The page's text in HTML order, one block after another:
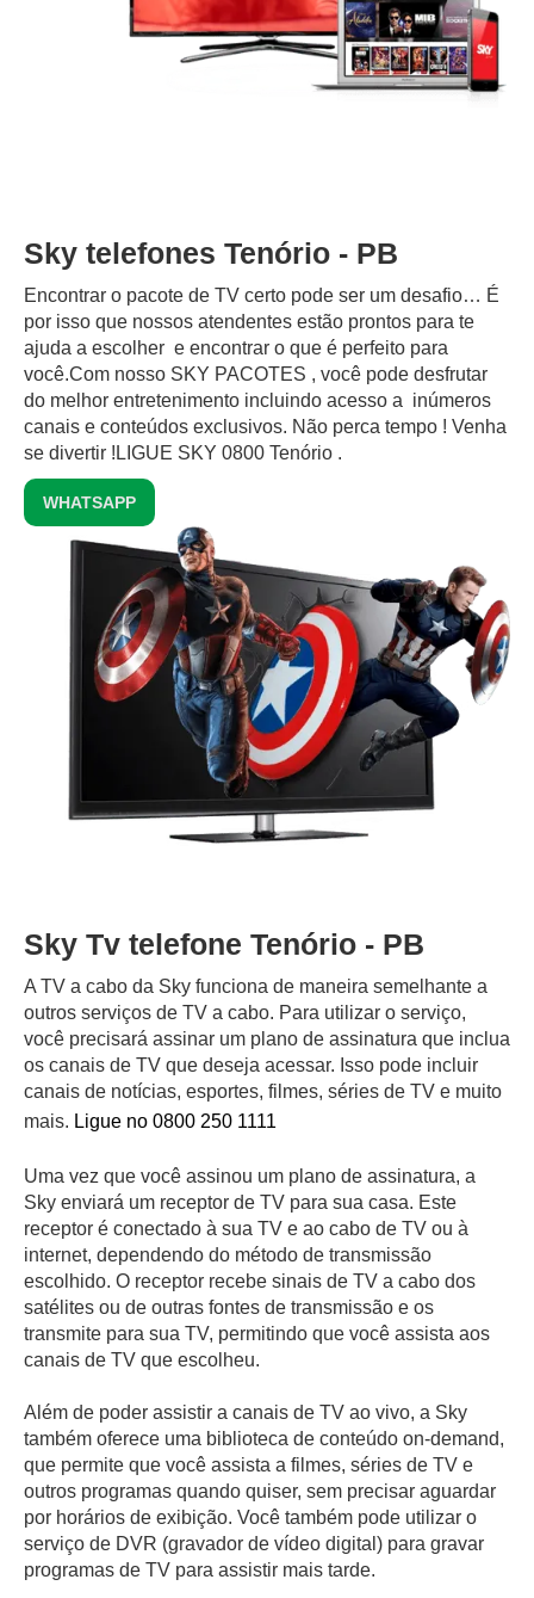
Sky telefones Tenório - PB
Encontrar o pacote de TV certo pode ser um desafio… É
por isso que nossos atendentes estão prontos para te
ajuda a escolher e encontrar o que é perfeito para
você.Com nosso SKY PACOTES , você pode desfrutar
do melhor entretenimento incluindo acesso a inúmeros
canais e conteúdos exclusivos.‍ Não perca tempo ! Venha
se divertir !LIGUE SKY 0800 Tenório .
WHATSAPP
Sky Tv telefone Tenório - PB
A TV a cabo da Sky funciona de maneira semelhante a
outros serviços de TV a cabo. Para utilizar o serviço,
você precisará assinar um plano de assinatura que inclua
os canais de TV que deseja acessar. Isso pode incluir
canais de notícias, esportes, filmes, séries de TV e muito
mais. Ligue no 0800 250 1111
Uma vez que você assinou um plano de assinatura, a
Sky enviará um receptor de TV para sua casa. Este
receptor é conectado à sua TV e ao cabo de TV ou à
internet, dependendo do método de transmissão
escolhido. O receptor recebe sinais de TV a cabo dos
satélites ou de outras fontes de transmissão e os
transmite para sua TV, permitindo que você assista aos
canais de TV que escolheu.
Além de poder assistir a canais de TV ao vivo, a Sky
também oferece uma biblioteca de conteúdo on-demand,
que permite que você assista a filmes, séries de TV e
outros programas quando quiser, sem precisar aguardar
por horários de exibição. Você também pode utilizar o
serviço de DVR (gravador de vídeo digital) para gravar
programas de TV para assistir mais tarde.